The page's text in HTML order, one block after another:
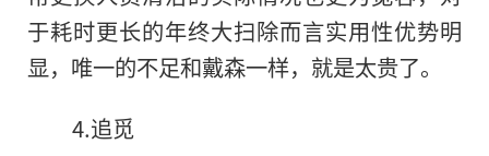
于耗时更长的年终大扫除而言实用性优势明
显，唯一的不足和戴森一样，就是太贵了。
4.追觅